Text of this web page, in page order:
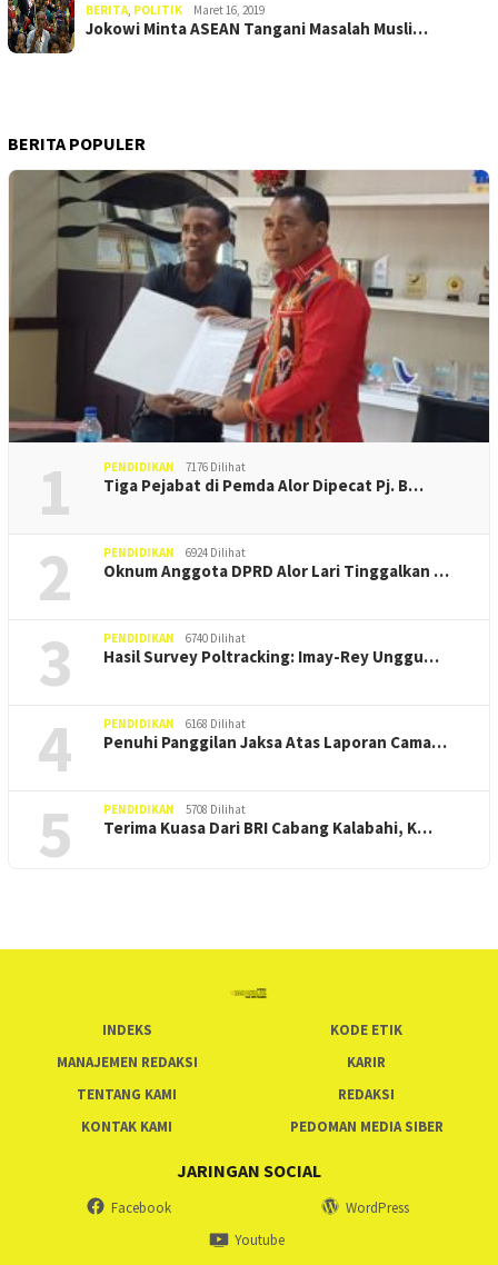
BERITA POLITIK Maret 16, 2019
Jokowi Minta ASEAN Tangani Masalah Musli…
BERITA POPULER
1 PENDIDIKAN 7176 Dilihat
Tiga Pejabat di Pemda Alor Dipecat Pj. B…
2 PENDIDIKAN 6924 Dilihat
Oknum Anggota DPRD Alor Lari Tinggalkan …
3 PENDIDIKAN 6740 Dilihat
Hasil Survey Poltracking: Imay-Rey Unggu…
4 PENDIDIKAN 6168 Dilihat
Penuhi Panggilan Jaksa Atas Laporan Cama…
5 PENDIDIKAN 5708 Dilihat
Terima Kuasa Dari BRI Cabang Kalabahi, K…
INDEKS
KODE ETIK
MANAJEMEN REDAKSI
KARIR
TENTANG KAMI
REDAKSI
KONTAK KAMI
PEDOMAN MEDIA SIBER
JARINGAN SOCIAL
Facebook
WordPress
Youtube